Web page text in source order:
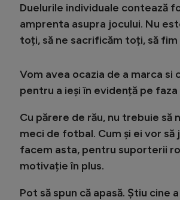
Duelurile individuale contează
amprenta asupra jocului. Nu
toți, să ne sacrificăm toți, să
Vom avea ocazia de a marca
pentru a ieși în evidență pe
Cu părere de rău, nu trebuie să
meci de fotbal. Cum și ei vor să
facem asta, pentru suporterii
motivație în plus.
Pot să spun că apasă. Știu cine